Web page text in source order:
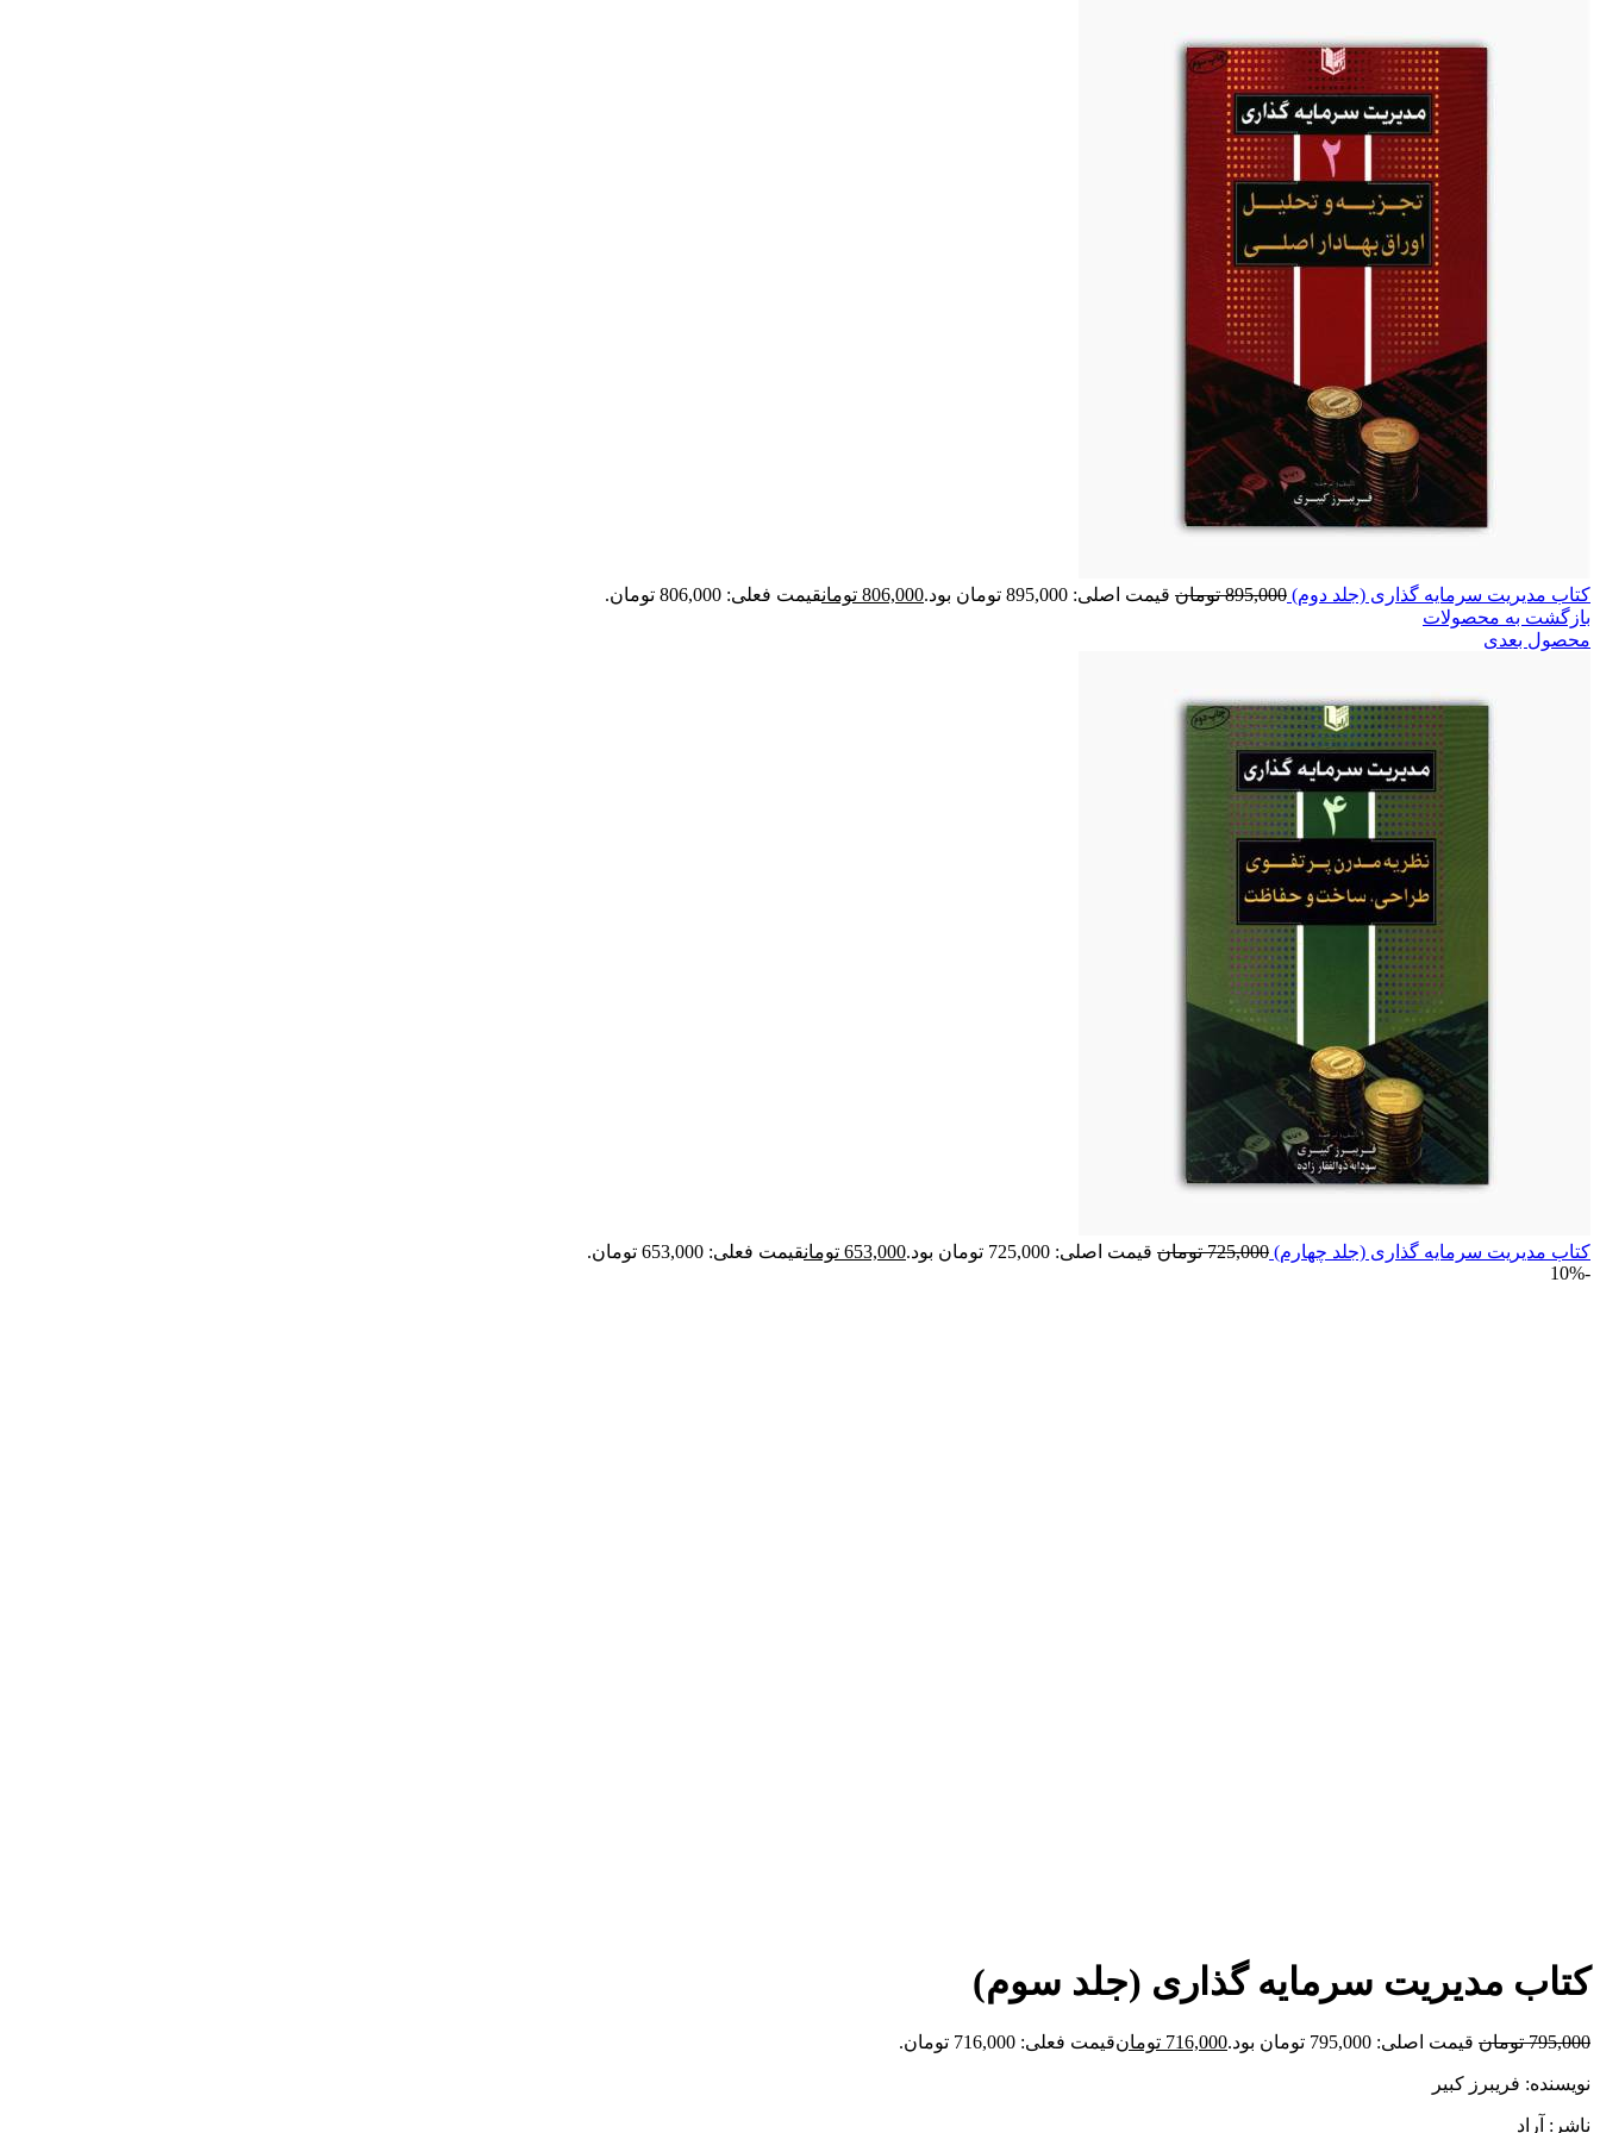
کتاب مدیریت سرمایه گذاری (جلد دوم) 895,000 تومان قیمت اصلی: 895,000 تومان بود. 806,000 تومانقیمت فعلی: 806,000 تومان.
بازگشت به محصولات
محصول بعدی
کتاب مدیریت سرمایه گذاری (جلد چهارم) 725,000 تومان قیمت اصلی: 725,000 تومان بود. 653,000 تومانقیمت فعلی: 653,000 تومان.
-10%
کتاب مدیریت سرمایه گذاری (جلد سوم)
795,000 تومان قیمت اصلی: 795,000 تومان بود. 716,000 تومانقیمت فعلی: 716,000 تومان.
نویسنده: فریبرز کبیر
ناشر: آراد